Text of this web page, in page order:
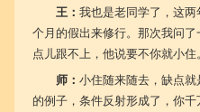
王： 我也是老同学了，这
个月的假出来修行。那次我问
点儿跟不上，他说要不你就小住
师： 小住随来随去，缺点
的例子，条件反射形成了，你